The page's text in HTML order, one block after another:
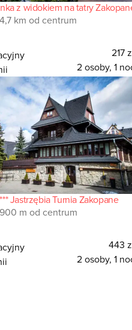
z widokiem na tatry
4,7 km od centrum
217
2 osoby, 1
Jastrzębia Turnia Zakopane
900 m od centrum
443
2 osoby, 1